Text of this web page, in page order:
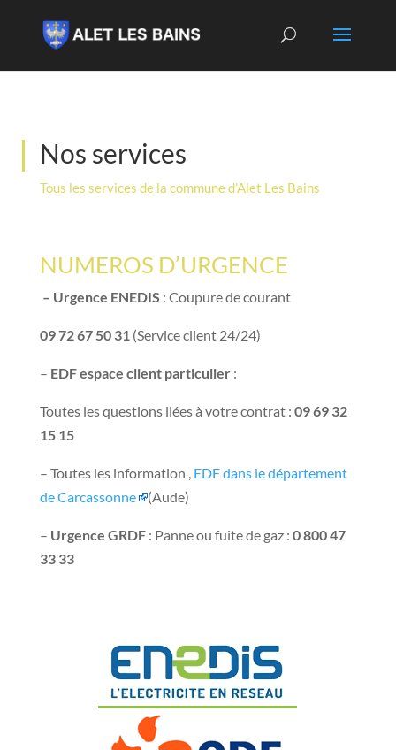
Nos services
Tous les services de la commune d’Alet Les Bains
NUMEROS D’URGENCE
– Urgence ENEDIS : Coupure de courant
09 72 67 50 31(Service client 24/24)
– EDF espace client particulier:
Toutes les questions liées à votre contrat : 09 69 32
15 15
– Toutes les information , EDF dans le département
de Carcassonne
(Aude)
– Urgence GRDF: Panne ou fuite de gaz : 0 800 47
33 33